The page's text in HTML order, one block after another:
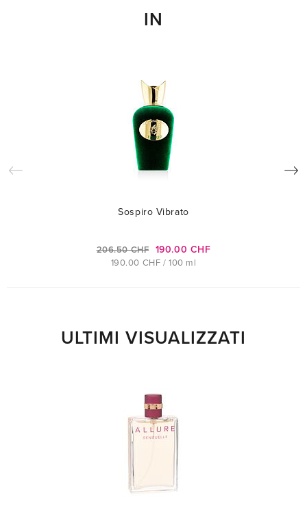
IN
Sospiro Vibrato
206.50 CHF 190.00 CHF
190.00 CHF / 100 ml
ULTIMI VISUALIZZATI